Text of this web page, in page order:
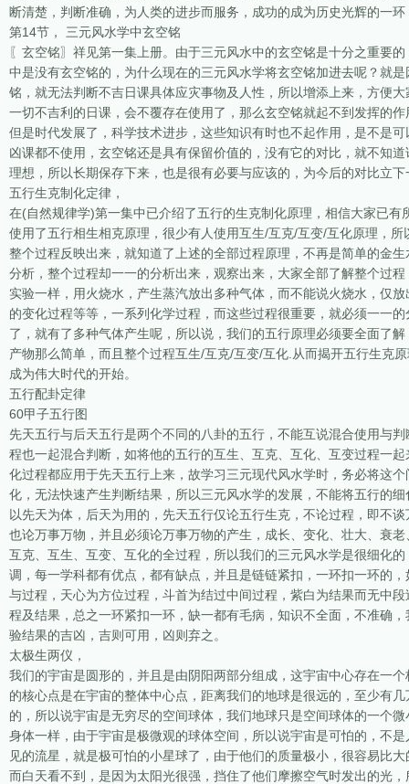
断清楚，判断准确，为人类的进步而服务，成功的成为历史光辉的一
第14节， 三元风水学中玄空铭
〖玄空铭〗祥见第一集上册。由于三元风水中的玄空铭是十分之重要
中是没有玄空铭的，为什么现在的三元风水学将玄空铭加进去呢？就
铭，就无法判断不吉日课具体应灾事物及人性，所以增添上来，方便
一切不吉利的日课，会不覆存在使用了，那么玄空铭就起不到发挥的
但是时代发展了，科学技术进步，这些知识有时也不起作用，是不是
凶课都不使用，玄空铭还是具有保留价值的，没有它的对比，就不知
理想，所以长期保存下来，也是很有必要与应该的，为今后的对比立
五行生克制化定律，
在(自然规律学)第一集中已介绍了五行的生克制化原理，相信大家已
使用了五行相生相克原理，很少有人使用互生/互克/互变/互化原理，
整个过程反映出来，就知道了上述的全部过程原理，不再是简单的金
分析，整个过程却一一的分析出来，观察出来，大家全部了解整个过
实验一样，用火烧水，产生蒸汽放出多种气体，而不能说火烧水，仅
的变化过程等等，一系列化学过程，而这些过程很重要，就必须一一
了，就有了多种气体产生呢，所以说，我们的五行原理必须要全面了
产物那么简单，而且整个过程互生/互克/互变/互化.从而揭开五行生克
成为伟大时代的开始。
五行配卦定律
60甲子五行图
先天五行与后天五行是两个不同的八卦的五行，不能互说混合使用与
程也一起混合判断，如将他的五行的互生、互克、互化、互变过程一
化过程都应用于先天五行上来，故学习三元现代风水学时，务必将这
化，无法快速产生判断结果，所以三元风水学的发展，不能将五行的
以先天为体，后天为用的，先天五行仅论五行生克，不论过程，即不
也论万事万物，并且必须论万事万物的产生，成长、变化、壮大、衰
互克、互生、互变、互化的全过程，所以我们的三元风水学是很细化
调，每一学科都有优点，都有缺点，并且是链链紧扣，一环扣一环的
与过程，天心为方位过程，斗首为结过中间过程，紫白为结果而无中
程及结果，总之一环紧扣一环，缺一都有毛病，知识不全面，不准确
验结果的吉凶，吉则可用，凶则弃之。
太极生两仪，
我们的宇宙是圆形的，并且是由阴阳两部分组成，这宇宙中心存在一
的核心点是在宇宙的整体中心点，距离我们的地球是很远的，至少有
的，所以说宇宙是无穷尽的空间球体，我们地球只是空间球体的一个
身体一样，由于宇宙是极微观的球体空间，所以说宇宙是可怕的，不
见的流星，就是极可怕的小星球了，由于他们的质量极小，很容易比
而白天看不到，是因为太阳光很强，挡住了他们摩擦空气时发出的光